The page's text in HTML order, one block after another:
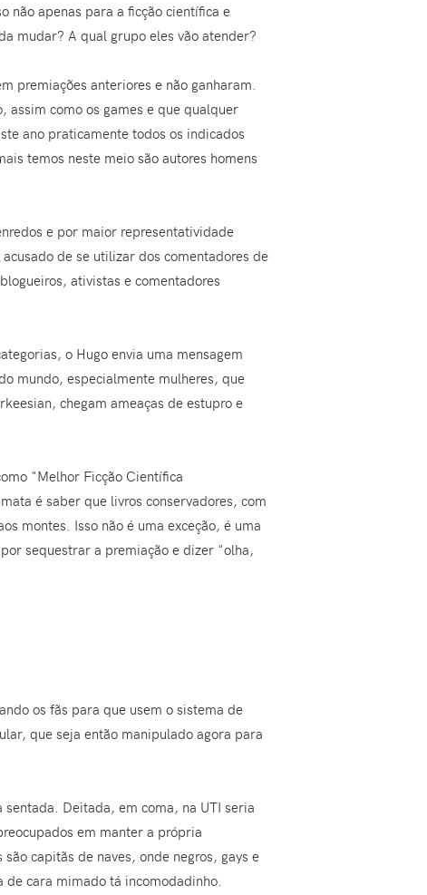
não apenas para a ficção científica e
mudar? A qual grupo eles vão atender?
premiações anteriores e não ganharam.
assim como os games e que qualquer
ano praticamente todos os indicados
temos neste meio são autores homens
e por maior representatividade
de se utilizar dos comentadores de
ativistas e comentadores
o Hugo envia uma mensagem
mundo, especialmente mulheres, que
chegam ameaças de estupro e
"Melhor Ficção Científica
é saber que livros conservadores, com
montes. Isso não é uma exceção, é uma
sequestrar a premiação e dizer "olha,
os fãs para que usem o sistema de
que seja então manipulado agora para
Deitada, em coma, na UTI seria
em manter a própria
capitãs de naves, onde negros, gays e
cara mimado tá incomodadinho.